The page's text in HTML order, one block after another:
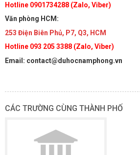
Hotline 0901734288 (Zalo, Viber)
Văn phòng HCM:
253 Điện Biên Phủ, P7, Q3, HCM
Hotline 093 205 3388 (Zalo, Viber)
Email: contact@duhocnamphong.vn
CÁC TRƯỜNG CÙNG THÀNH PHỐ